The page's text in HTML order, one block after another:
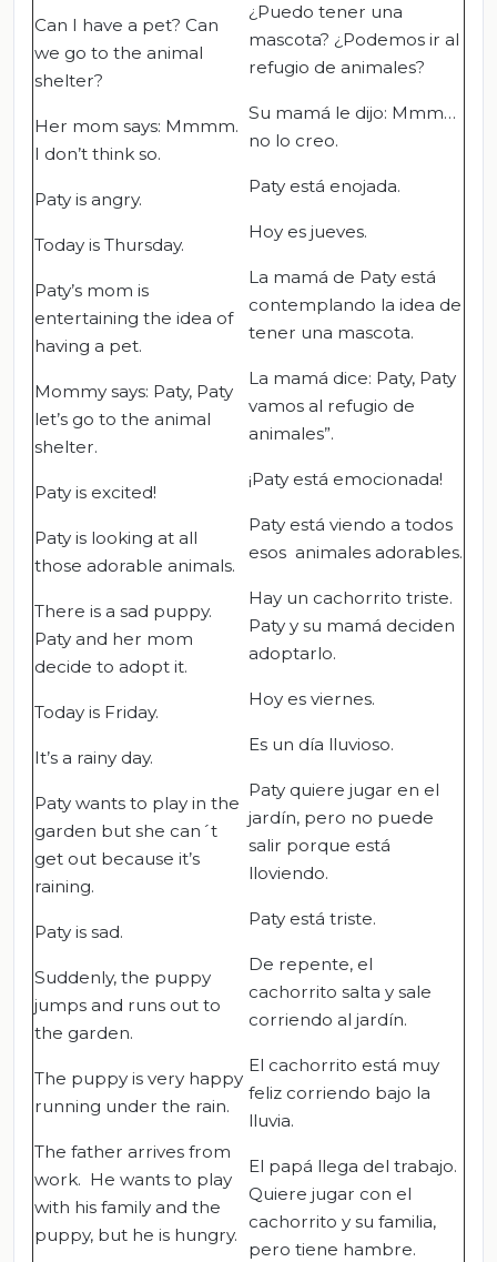
Can I have a pet? Can
we go to the animal
shelter?
Her mom says: Mmmm.
I don’t think so.
Paty is angry.
Today is Thursday.
Paty’s mom is
entertaining the idea of
having a pet.
Mommy says: Paty, Paty
let’s go to the animal
shelter.
Paty is excited!
Paty is looking at all
those adorable animals.
There is a sad puppy.
Paty and her mom
decide to adopt it.
Today is Friday.
It’s a rainy day.
Paty wants to play in the
garden but she can´t
get out because it’s
raining.
Paty is sad.
Suddenly, the puppy
jumps and runs out to
the garden.
The puppy is very happy
running under the rain.
The father arrives from
work. He wants to play
with his family and the
puppy, but he is hungry.
¿Puedo tener una
mascota? ¿Podemos ir al
refugio de animales?
Su mamá le dijo: Mmm…
no lo creo.
Paty está enojada.
Hoy es jueves.
La mamá de Paty está
contemplando la idea de
tener una mascota.
La mamá dice: Paty, Paty
vamos al refugio de
animales”.
¡Paty está emocionada!
Paty está viendo a todos
esos animales adorables.
Hay un cachorrito triste.
Paty y su mamá deciden
adoptarlo.
Hoy es viernes.
Es un día lluvioso.
Paty quiere jugar en el
jardín, pero no puede
salir porque está
lloviendo.
Paty está triste.
De repente, el
cachorrito salta y sale
corriendo al jardín.
El cachorrito está muy
feliz corriendo bajo la
lluvia.
El papá llega del trabajo.
Quiere jugar con el
cachorrito y su familia,
pero tiene hambre.